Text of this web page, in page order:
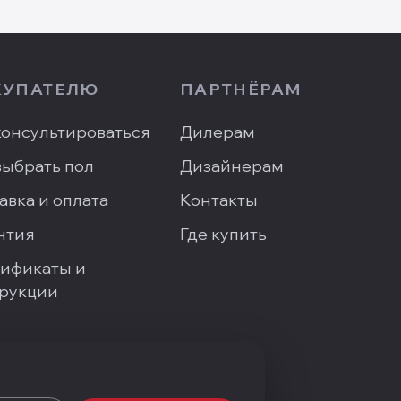
пол
и оплата
и
ПАРТНЁРАМ
Дилерам
Дизайнерам
Контакты
Где купить